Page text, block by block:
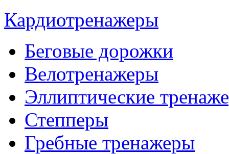
Кардиотренажеры
Беговые дорожки
Велотренажеры
Эллиптические
Степперы
Гребные тренажеры